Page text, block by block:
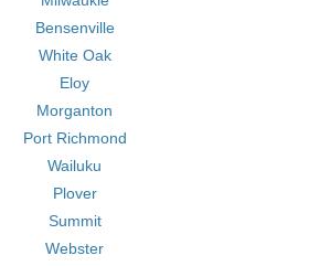
Bensenville
White Oak
Eloy
Morganton
Port Richmond
Wailuku
Plover
Summit
Webster